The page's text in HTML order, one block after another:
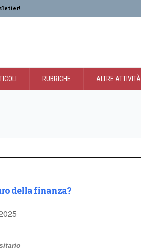
RUBRICHE ALTRE ATTIVITÀ
della finanza?